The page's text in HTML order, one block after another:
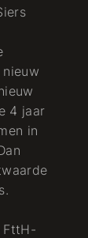
4 jaar
in
FttH-